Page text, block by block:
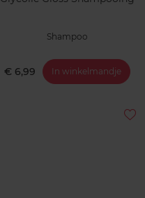
Shampoo
€ 6,99 In winkelmandje